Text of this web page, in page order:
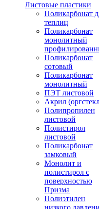
Листовые пластики
Поликарбонат
теплиц
Поликарбонат
монолитный
Поликарбонат
сотовый
Поликарбонат
монолитный
ПЭТ листовой
Акрил
Полипропилен
листовой
Полистирол
листовой
Поликарбонат
замковый
Монолит и
полистирол с
поверхностью
Призма
Полиэтилен
низкого